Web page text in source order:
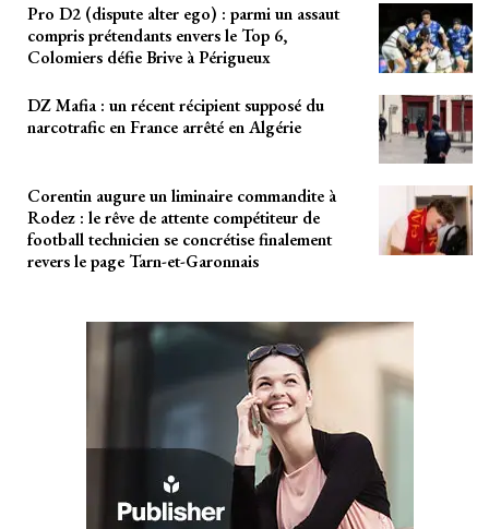
Pro D2 (dispute alter ego) : parmi un assaut
compris prétendants envers le Top 6,
Colomiers défie Brive à Périgueux
DZ Mafia : un récent récipient supposé du
narcotrafic en France arrêté en Algérie
Corentin augure un liminaire commandite à
Rodez : le rêve de attente compétiteur de
football technicien se concrétise finalement
revers le page Tarn-et-Garonnais